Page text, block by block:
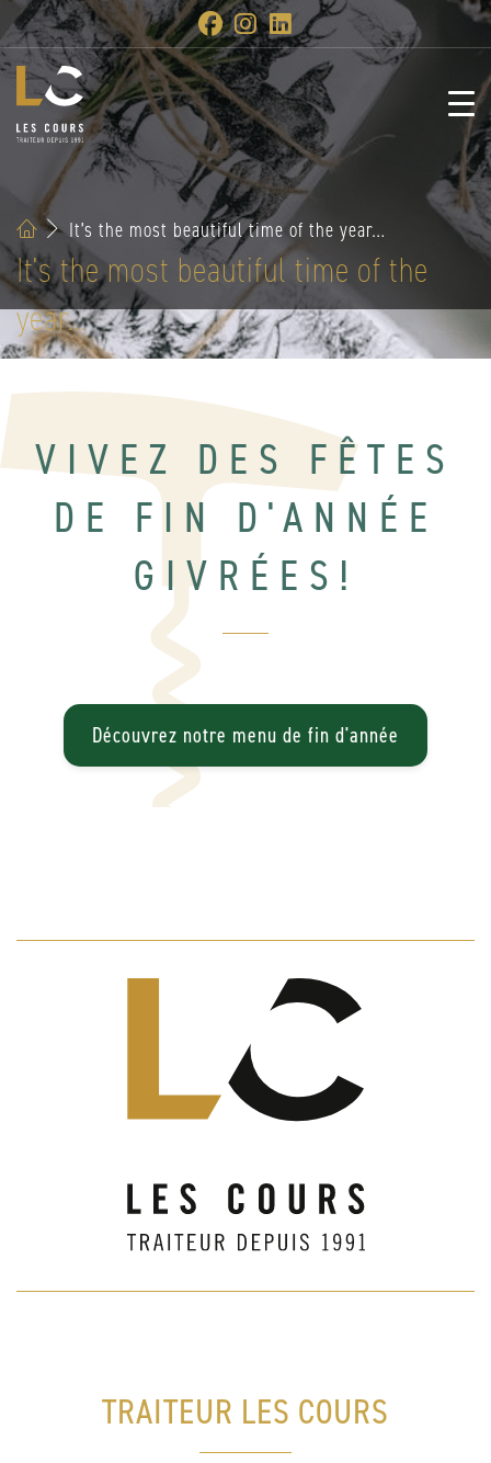
It’s the most beautiful time of the year…
It’s the most beautiful time of the
year…
VIVEZ DES FÊTES
DE FIN D'ANNÉE
GIVRÉES!
Découvrez notre menu de fin d'année
TRAITEUR LES COURS